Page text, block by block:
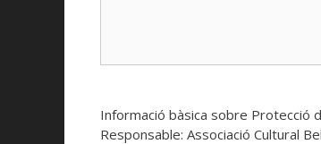
Informació bàsica sobre Protecció
Responsable: Associació Cultural